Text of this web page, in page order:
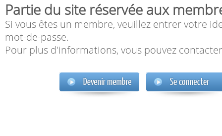
Partie du site réservée aux
Si vous êtes un membre, veuillez entrer votre
mot-de-passe.
Pour plus d'informations, vous pouvez